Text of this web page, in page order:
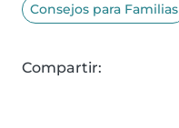
Consejos para Familias
Compartir: